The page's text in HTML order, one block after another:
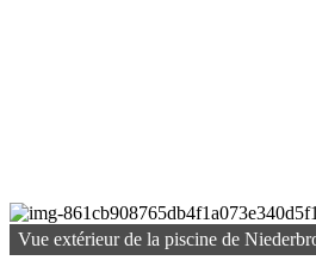
Vue extérieur de la piscine de